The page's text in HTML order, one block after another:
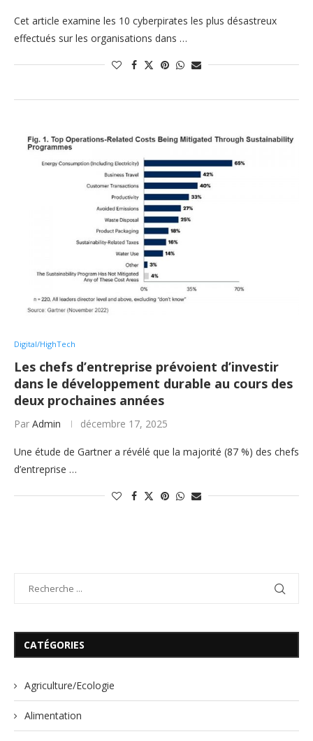
Cet article examine les 10 cyberpirates les plus désastreux
effectués sur les organisations dans …
Digital/HighTech
Les chefs d’entreprise prévoient d’investir
dans le développement durable au cours des
deux prochaines années
Par Admin décembre 17, 2025
Une étude de Gartner a révélé que la majorité (87 %) des chefs
d’entreprise …
CATÉGORIES
Agriculture/Ecologie
Alimentation